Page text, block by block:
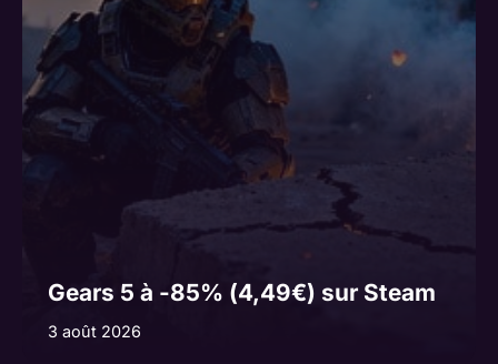
Gears 5 à -85% (4,49€) sur Steam
3 août 2026